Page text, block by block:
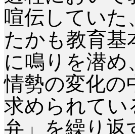
喧伝していた
たかも教育基
に鳴りを潜
情勢の変化の
求められてい
弁」を繰り返